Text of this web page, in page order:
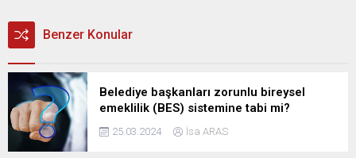
Benzer Konular
Belediye başkanları zorunlu bireysel
emeklilik (BES) sistemine tabi mi?
25.03.2024 İsa ARAS